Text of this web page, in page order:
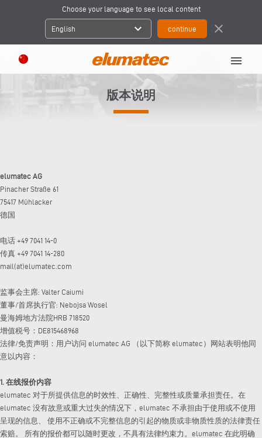
Choose your language to see local content
English expand_more close
menu
版本说明
elumatec AG
Pinacher Straße 61
75417 Mühlacker
德国
电话 +49 7041 14-0
传真 +49 7041 14-280
mail(at)elumatec.com
监事会主席: Valter Caiumi
董事/首席执行官: Nebojsa Wosel
曼海姆地方法院HRB 718520
增值税号：DE815468968
法律/免责声明：用户访问 elumatec AG （以下简称 elumatec）网站表明他同
意以内容：
1. 在线报价内容
elumatec 对于所提供信息的时效性、正确性、完整性或质量承担责任。在
elumatec 没有故意或重大过失的情况下，elumatec 不承担由于使用或不使用
呈现的信息、 使用不正确或不完整信息的引起的物质或非物质性质的法律责任
索赔。 所有的报价都可以随时更改，不具有法律约束力。elumatec 在此明确